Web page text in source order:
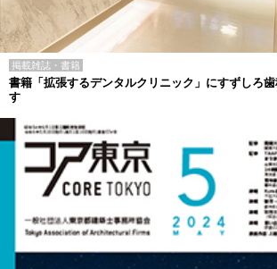
掲載雑誌・書籍
書籍「拡張するデンタルクリニック」にすずしろ
す